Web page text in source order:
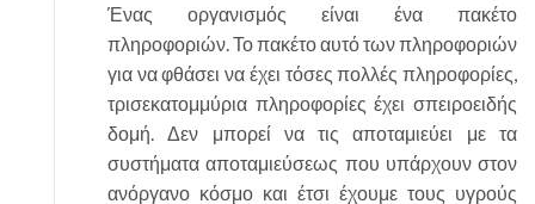
Ένας οργανισμός είναι ένα πακέτο
πληροφοριών. Το πακέτο αυτό των πληροφοριών
για να φθάσει να έχει τόσες πολλές πληροφορίες,
τρισεκατομμύρια πληροφορίες έχει σπειροειδής
δομή. Δεν μπορεί να τις αποταμιεύει με τα
συστήματα αποταμιεύσεως που υπάρχουν στον
ανόργανο κόσμο και έτσι έχουμε τους υγρούς